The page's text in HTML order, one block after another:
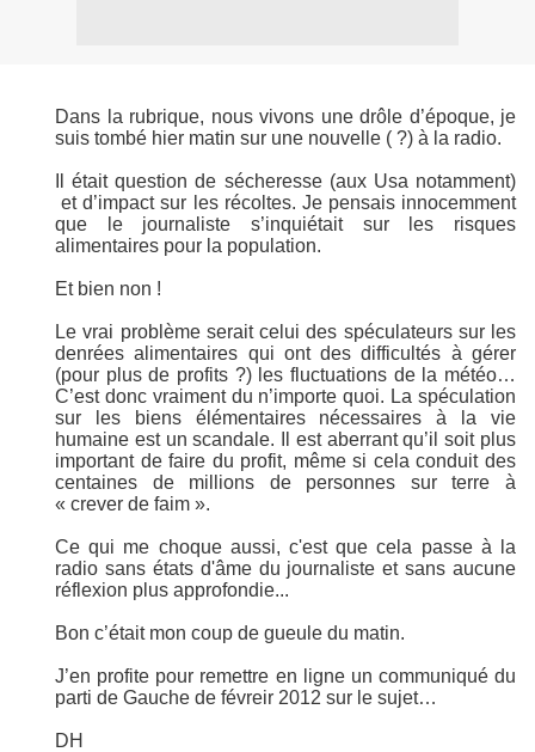
Dans la rubrique, nous vivons une drôle d’époque, je
suis tombé hier matin sur une nouvelle ( ?) à la radio.
Il était question de sécheresse (aux Usa notamment)
et d’impact sur les récoltes. Je pensais innocemment
que le journaliste s’inquiétait sur les risques
alimentaires pour la population.
Et bien non !
Le vrai problème serait celui des spéculateurs sur les
denrées alimentaires qui ont des difficultés à gérer
(pour plus de profits ?) les fluctuations de la météo…
C’est donc vraiment du n’importe quoi. La spéculation
sur les biens élémentaires nécessaires à la vie
humaine est un scandale. Il est aberrant qu’il soit plus
important de faire du profit, même si cela conduit des
centaines de millions de personnes sur terre à
« crever de faim ».
Ce qui me choque aussi, c'est que cela passe à la
radio sans états d'âme du journaliste et sans aucune
réflexion plus approfondie...
Bon c’était mon coup de gueule du matin.
J’en profite pour remettre en ligne un communiqué du
parti de Gauche de févreir 2012 sur le sujet…
DH